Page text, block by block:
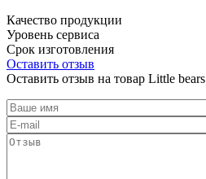
Качество продукции
Уровень сервиса
Срок изготовления
Оставить отзыв
Оставить отзыв на товар Little bears